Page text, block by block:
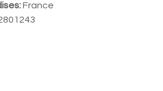
France